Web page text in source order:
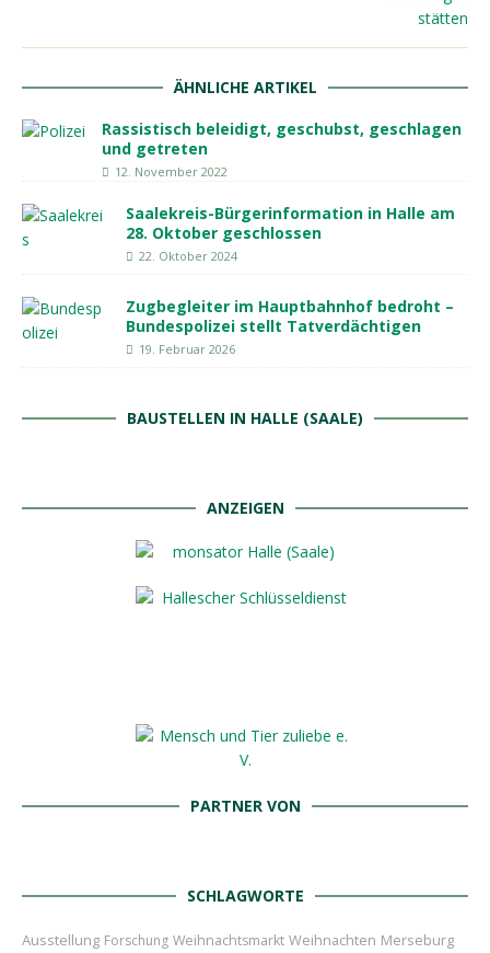
ÄHNLICHE ARTIKEL
Rassistisch beleidigt, geschubst, geschlagen
und getreten
12. November 2022
Saalekreis-Bürgerinformation in Halle am
28. Oktober geschlossen
22. Oktober 2024
Zugbegleiter im Hauptbahnhof bedroht –
Bundespolizei stellt Tatverdächtigen
19. Februar 2026
BAUSTELLEN IN HALLE (SAALE)
ANZEIGEN
PARTNER VON
SCHLAGWORTE
Ausstellung Forschung Weihnachtsmarkt Weihnachten Merseburg